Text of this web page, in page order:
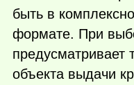
быть в
формате. При
предусматривает
объекта выдачи